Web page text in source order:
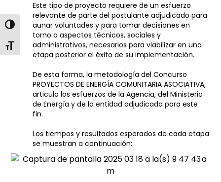
Alternar alto contraste
Alternar tamaño de letra
Este tipo de proyecto requiere de un esfuerzo
relevante de parte del postulante adjudicado para
aunar voluntades y para tomar decisiones en
torno a aspectos técnicos, sociales y
administrativos, necesarios para viabilizar en una
etapa posterior el éxito de su implementación.
De esta forma, la metodología delConcurso
PROYECTOS DE ENERGÍA COMUNITARIA ASOCIATIVA,
articula los esfuerzos de la Agencia, del Ministerio
de Energía y de la entidad adjudicada para este
fin.
Los tiempos y resultados esperados de cada etapa
se muestran a continuación: